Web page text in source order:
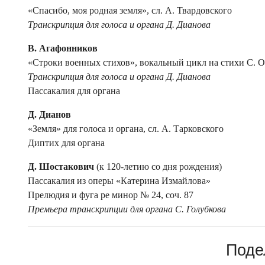
«Спасибо, моя родная земля», сл. А. Твардовского
Транскрипция для голоса и органа Д. Дианова
В. Агафонников
«Строки военных стихов», вокальный цикл на стихи С.
Транскрипция для голоса и органа Д. Дианова
Пассакалия для органа
Д. Дианов
«Земля» для голоса и органа, сл. А. Тарковского
Диптих для органа
Д. Шостакович (к 120-летию со дня рождения)
Пассакалия из оперы «Катерина Измайлова»
Прелюдия и фуга ре минор № 24, соч. 87
Премьера транскрипции для органа С. Голубкова